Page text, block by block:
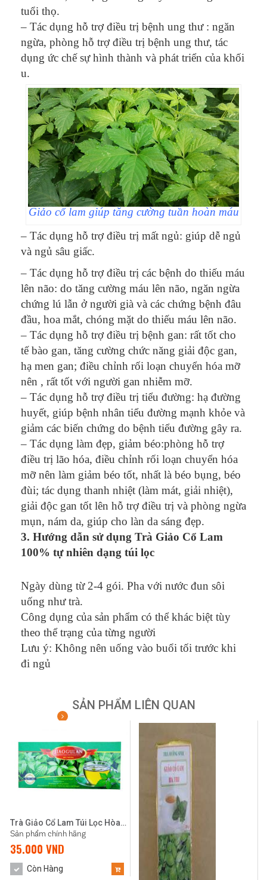
tuổi thọ.
– Tác dụng hỗ trợ điều trị bệnh ung thư : ngăn
ngừa, phòng hỗ trợ điều trị bệnh ung thư, tác
dụng ức chế sự hình thành và phát triển của khối
u.
Giảo cổ lam giúp tăng cường tuần hoàn máu
– Tác dụng hỗ trợ điều trị mất ngủ: giúp dễ ngủ
và ngủ sâu giấc.
– Tác dụng hỗ trợ điều trị các bệnh do thiếu máu
lên não: do tăng cường máu lên não, ngăn ngừa
chứng lú lẫn ở người già và các chứng bệnh đâu
đầu, hoa mắt, chóng mặt do thiếu máu lên não.
– Tác dụng hỗ trợ điều trị bệnh gan: rất tốt cho
tế bào gan, tăng cường chức năng giải độc gan,
hạ men gan; điều chỉnh rối loạn chuyển hóa mỡ
nên , rất tốt với người gan nhiễm mỡ.
– Tác dụng hỗ trợ điều trị tiểu đường: hạ đường
huyết, giúp bệnh nhân tiểu đường mạnh khỏe và
giảm các biến chứng do bệnh tiểu đường gây ra.
– Tác dụng làm đẹp, giảm béo:phòng hỗ trợ
điều trị lão hóa, điều chỉnh rối loạn chuyển hóa
mỡ nên làm giảm béo tốt, nhất là béo bụng, béo
đùi; tác dụng thanh nhiệt (làm mát, giải nhiệt),
giải độc gan tốt lên hỗ trợ điều trị và phòng ngừa
mụn, nám da, giúp cho làn da sáng đẹp.
3. Hướng dẫn sử dụng Trà Giảo Cổ Lam
100% tự nhiên dạng túi lọc
Ngày dùng từ 2-4 gói. Pha với nước đun sôi
uống như trà.
Công dụng của sản phẩm có thể khác biệt tùy
theo thể trạng của từng người
Lưu ý: Không nên uống vào buổi tối trước khi
đi ngủ
SẢN PHẨM LIÊN QUAN
Trà Giảo Cổ Lam Túi Lọc Hòa Bình
Sản phẩm chính hãng
35.000 VND
Còn Hàng